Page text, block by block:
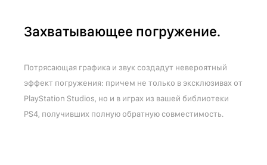
Захватывающее погружение.
Потрясающая графика и звук создадут невероятный
эффект погружения: причем не только в эксклюзивах от
PlayStation Studios, но и в играх из вашей библиотеки
PS4, получивших полную обратную совместимость.